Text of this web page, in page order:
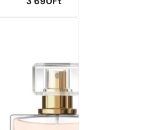
3 690Ft